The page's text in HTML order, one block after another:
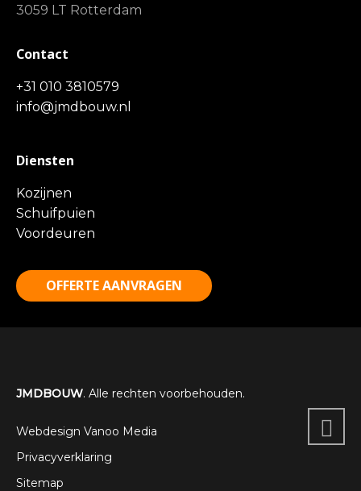
3059 LT Rotterdam
Contact
+31 010 3810579
info@jmdbouw.nl
Diensten
Kozijnen
Schuifpuien
Voordeuren
OFFERTE AANVRAGEN
JMDBOUW. Alle rechten voorbehouden.
Webdesign Vanoo Media
Privacyverklaring
Sitemap